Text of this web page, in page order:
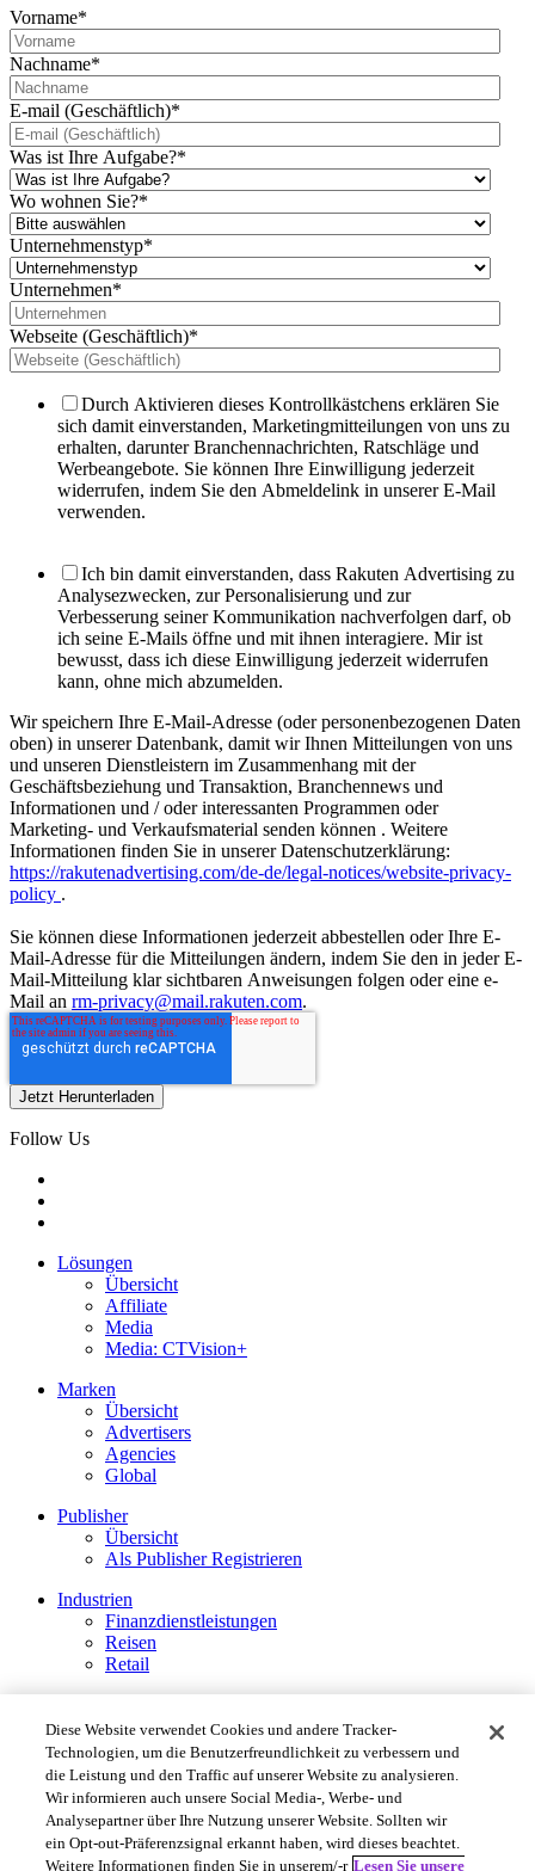
Vorname*
Nachname*
E-mail (Geschäftlich)*
Was ist Ihre Aufgabe?*
Wo wohnen Sie?*
Unternehmenstyp*
Unternehmen*
Webseite (Geschäftlich)*
Durch Aktivieren dieses Kontrollkästchens erklären Sie
sich damit einverstanden, Marketingmitteilungen von uns zu
erhalten, darunter Branchennachrichten, Ratschläge und
Werbeangebote. Sie können Ihre Einwilligung jederzeit
widerrufen, indem Sie den Abmeldelink in unserer E-Mail
verwenden.
Ich bin damit einverstanden, dass Rakuten Advertising zu
Analysezwecken, zur Personalisierung und zur
Verbesserung seiner Kommunikation nachverfolgen darf, ob
ich seine E-Mails öffne und mit ihnen interagiere. Mir ist
bewusst, dass ich diese Einwilligung jederzeit widerrufen
kann, ohne mich abzumelden.
Wir speichern Ihre E-Mail-Adresse (oder personenbezogenen Daten
oben) in unserer Datenbank, damit wir Ihnen Mitteilungen von uns
und unseren Dienstleistern im Zusammenhang mit der
Geschäftsbeziehung und Transaktion, Branchennews und
Informationen und / oder interessanten Programmen oder
Marketing- und Verkaufsmaterial senden können . Weitere
Informationen finden Sie in unserer Datenschutzerklärung:
https://rakutenadvertising.com/de-de/legal-notices/website-privacy-
policy .
Sie können diese Informationen jederzeit abbestellen oder Ihre E-
Mail-Adresse für die Mitteilungen ändern, indem Sie den in jeder E-
Mail-Mitteilung klar sichtbaren Anweisungen folgen oder eine e-
Mail an rm-privacy@mail.rakuten.com.
Follow Us
Lösungen
Übersicht
Affiliate
Media
Media: CTVision+
Marken
Übersicht
Advertisers
Agencies
Global
Publisher
Übersicht
Als Publisher Registrieren
Industrien
Finanzdienstleistungen
Reisen
Retail
Politique de confidentialité
Impressum
Cookie and Tracking Technology Policy
Privacy Settings
Rakuten Advertising ©2026. All Rights Reserved.
Diese Website verwendet Cookies und andere Tracker-
Technologien, um die Benutzerfreundlichkeit zu verbessern und
die Leistung und den Traffic auf unserer Website zu analysieren.
Wir informieren auch unsere Social Media-, Werbe- und
Analysepartner über Ihre Nutzung unserer Website. Sollten wir
ein Opt-out-Präferenzsignal erkannt haben, wird dieses beachtet.
Weitere Informationen finden Sie in unserem/-r Lesen Sie unsere